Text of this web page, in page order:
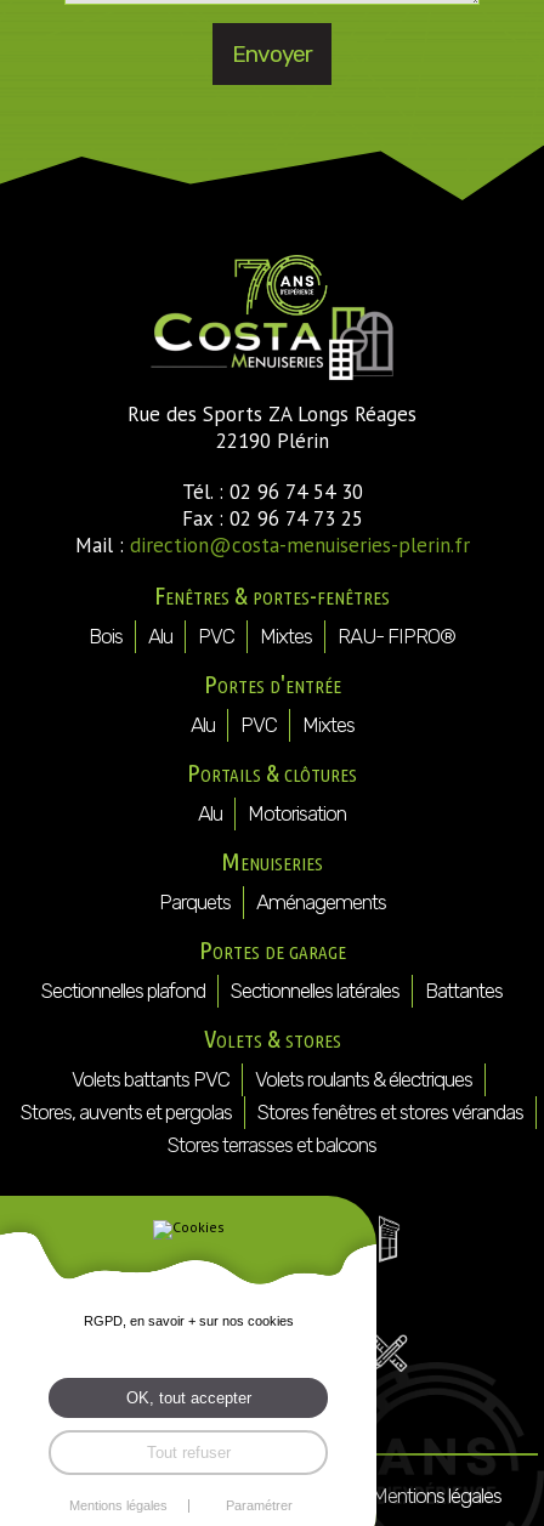
Rue des Sports ZA Longs Réages
22190 Plérin
Tél. : 02 96 74 54 30
Fax : 02 96 74 73 25
Mail : direction@costa-menuiseries-plerin.fr
Fenêtres & portes-fenêtres
Bois Alu PVC Mixtes RAU- FIPRO®
Portes d'entrée
Alu PVC Mixtes
Portails & clôtures
Alu Motorisation
Menuiseries
Parquets Aménagements
Portes de garage
Sectionnelles plafond Sectionnelles latérales Battantes
Volets & stores
Volets battants PVC
Volets roulants & électriques
Stores, auvents et pergolas
Stores fenêtres et stores vérandas
Stores terrasses et balcons
Mentions légales
RGPD, en savoir + sur nos cookies
OK, tout accepter
Tout refuser
Mentions légales Paramétrer